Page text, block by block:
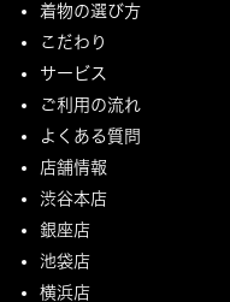
着物の選び方
こだわり
サービス
ご利用の流れ
よくある質問
店舗情報
渋谷本店
銀座店
池袋店
横浜店